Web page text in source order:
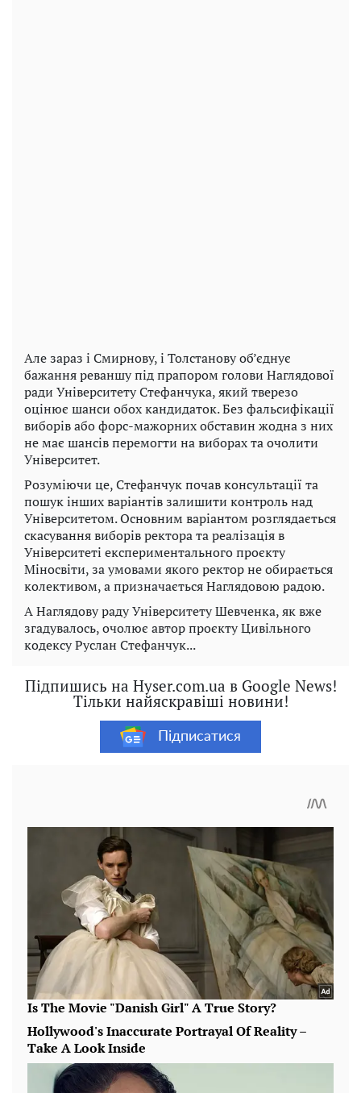
Але зараз і Смирнову, і Толстанову об’єднує
бажання реваншу під прапором голови Наглядової
ради Університету Стефанчука, який тверезо
оцінює шанси обох кандидаток. Без фальсифікації
виборів або форс-мажорних обставин жодна з них
не має шансів перемогти на виборах та очолити
Університет.
Розуміючи це, Стефанчук почав консультації та
пошук інших варіантів залишити контроль над
Університетом. Основним варіантом розглядається
скасування виборів ректора та реалізація в
Університеті експериментального проєкту
Міносвіти, за умовами якого ректор не обирається
колективом, а призначається Наглядовою радою.
А Наглядову раду Університету Шевченка, як вже
згадувалось, очолює автор проєкту Цивільного
кодексу Руслан Стефанчук...
Підпишись на Hyser.com.ua в Google News!
Тільки найяскравіші новини!
Підписатися